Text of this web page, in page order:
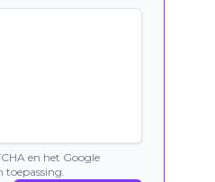
en het Google
toepassing.